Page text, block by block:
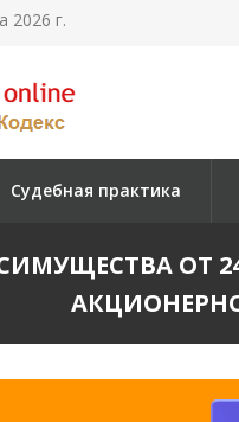
2026 г.
Судебная практика
ОТ